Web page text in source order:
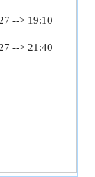
--> 19:10
--> 21:40